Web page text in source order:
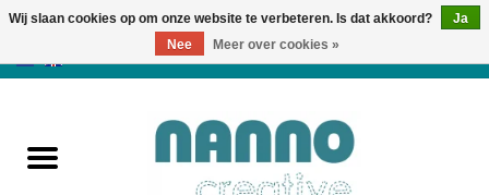
Producten
Wij slaan cookies op om onze website te verbeteren. Is dat akkoord?
Ja
Nee
Meer over cookies »